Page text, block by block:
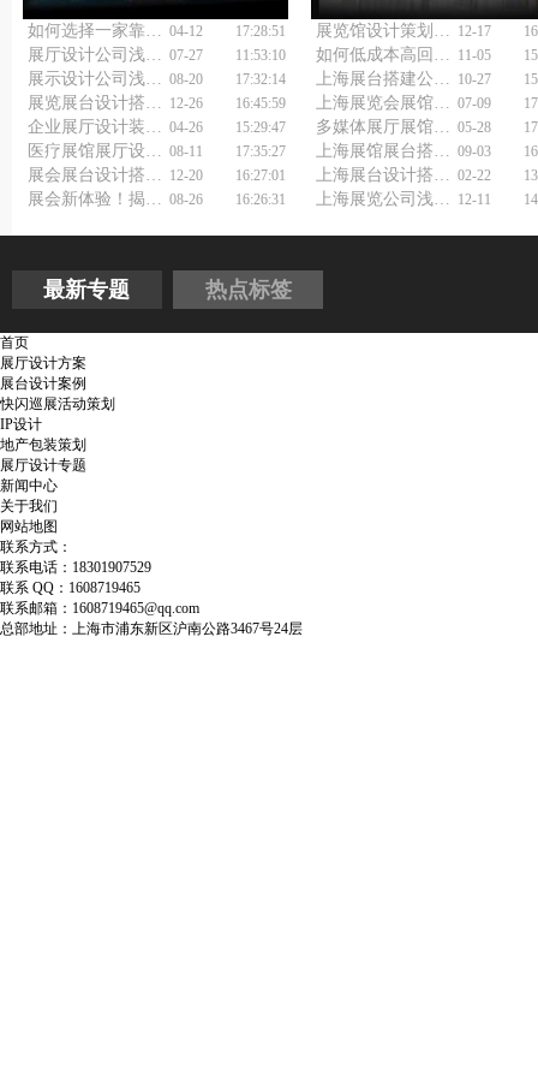
如何选择一家靠谱的上海展览展会展台设计公司？ 04-12 17:28:51 展览馆设计策划：空间会"说话"吗？ 12-17
展厅设计公司浅谈传统元素在餐饮设计的应用 07-27 11:53:10 如何低成本高回报？上海快闪店活动策划公司有答案！ 11-05
展示设计公司浅谈公司内部展厅设计要点 08-20 17:32:14 上海展台搭建公司浅析展台设计搭建 10-27
展览展台设计搭建公司如何选择？ 12-26 16:45:59 上海展览会展馆设计公司如何让你的展位成为网红打卡地？ 07-09
企业展厅设计装修公司如何选择? 04-26 15:29:47 多媒体展厅展馆设计搭建有哪些陷阱？企业展览展厅设计装修公司来支招！ 05-28
医疗展馆展厅设计施工要点 08-11 17:35:27 上海展馆展台搭建公司，如何让您的展位成为全场焦点？ 09-03
展会展台设计搭建公司：一站式服务，让您无忧参展 12-20 16:27:01 上海展台设计搭建公司为何成为展览界的佼佼者？ 02-22
展会新体验！揭秘那些让人流连忘返的展览馆设计布置秘密 08-26 16:26:31 上海展览公司浅谈企业展厅展览设计 12-11
最新专题 热点标签
首页
展厅设计方案
展台设计案例
快闪巡展活动策划
IP设计
地产包装策划
展厅设计专题
新闻中心
关于我们
网站地图
联系方式：
联系电话：18301907529
联系 QQ：1608719465
联系邮箱：1608719465@qq.com
总部地址：上海市浦东新区沪南公路3467号24层